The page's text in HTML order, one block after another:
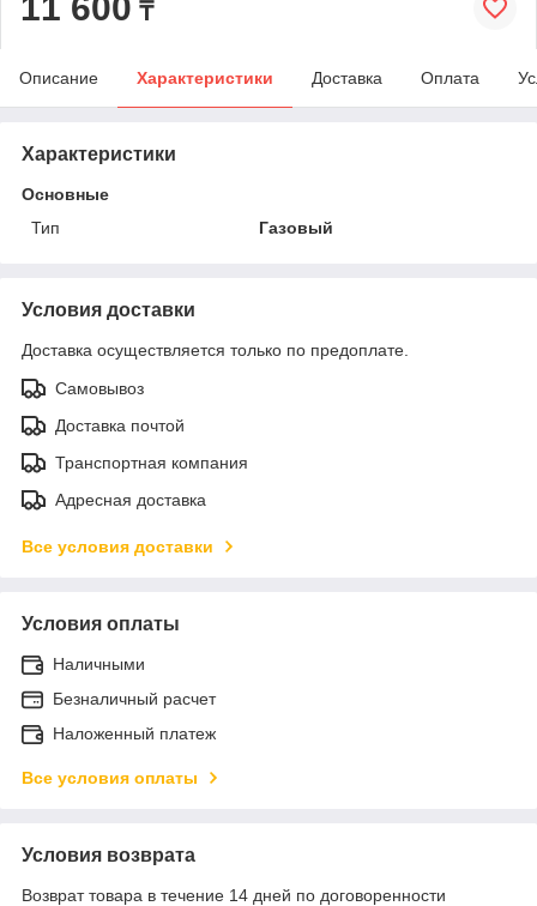
₸
Описание Характеристики Доставка Оплата
Характеристики
Основные
Тип
Газовый
Условия доставки
Доставка осуществляется только по предоплате.
Самовывоз
Доставка почтой
Транспортная компания
Адресная доставка
Все условия доставки
Условия оплаты
Наличными
Безналичный расчет
Наложенный платеж
Все условия оплаты
Условия возврата
Возврат товара в течение 14 дней по договоренности